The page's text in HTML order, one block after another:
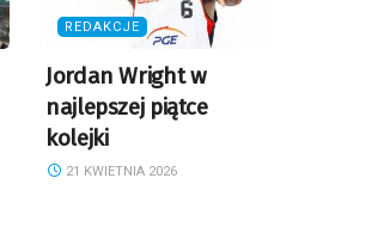
REDAKCJE
Jordan Wright w
najlepszej piątce
kolejki
21 KWIETNIA 2026